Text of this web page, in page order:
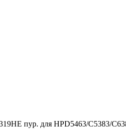
пур. для HPD5463/С5383/